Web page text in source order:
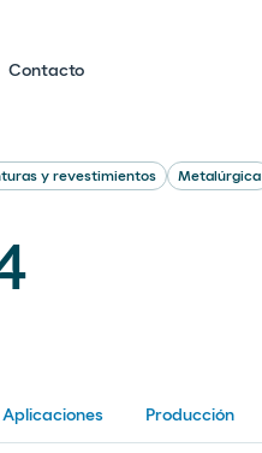
Contacto
y revestimientos Metalúrgica
Aplicaciones Producción